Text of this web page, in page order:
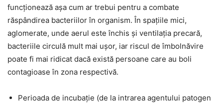
funcționează așa cum ar trebui pentru a combate
răspândirea bacteriilor în organism. În spațiile mici,
aglomerate, unde aerul este închis și ventilația precară,
bacteriile circulă mult mai ușor, iar riscul de îmbolnăvire
poate fi mai ridicat dacă există persoane care au boli
contagioase în zona respectivă.
Perioada de incubație (de la intrarea agentului patogen